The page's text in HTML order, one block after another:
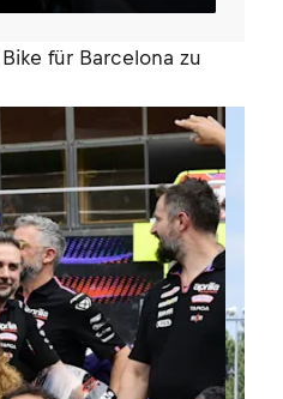
für Barcelona zu